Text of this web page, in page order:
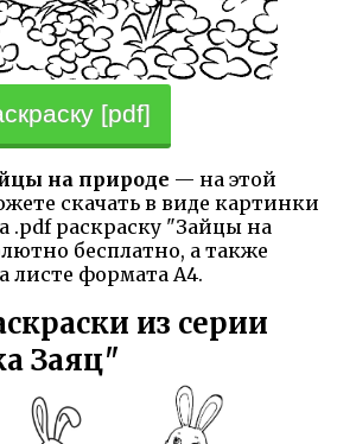
[pdf]
на природе — на этой
скачать в виде картинки
.pdf раскраску "Зайцы на
бесплатно, а также
листе формата А4.
из серии
Заяц"